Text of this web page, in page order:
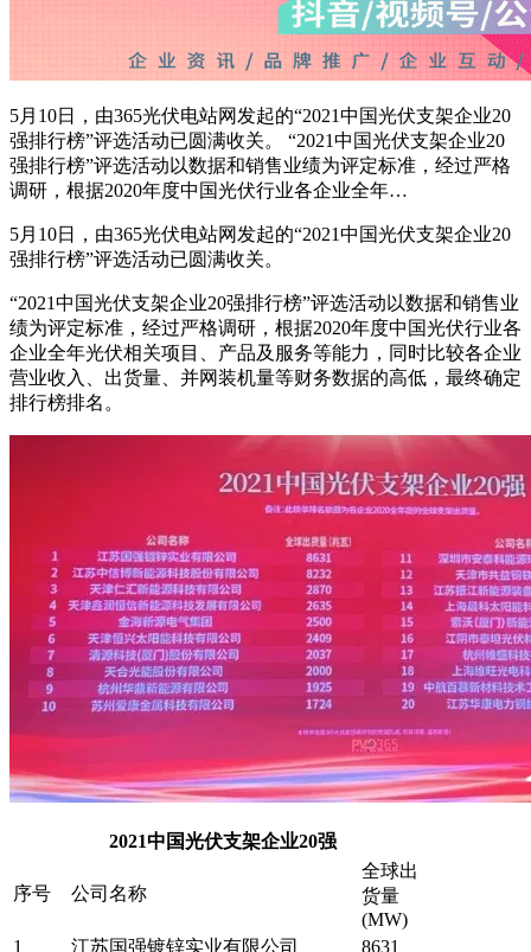
5月10日，由365光伏电站网发起的“2021中国光伏支架企业20
强排行榜”评选活动已圆满收关。 “2021中国光伏支架企业20
强排行榜”评选活动以数据和销售业绩为评定标准，经过严格
调研，根据2020年度中国光伏行业各企业全年…
5月10日，由365光伏电站网发起的“2021中国光伏支架企业20
强排行榜”评选活动已圆满收关。
“2021中国光伏支架企业20强排行榜”评选活动以数据和销售业
绩为评定标准，经过严格调研，根据2020年度中国光伏行业各
企业全年光伏相关项目、产品及服务等能力，同时比较各企业
营业收入、出货量、并网装机量等财务数据的高低，最终确定
排行榜排名。
2021中国光伏支架企业20强
序号 公司名称
全球出
货量
(MW)
1
江苏国强镀锌实业有限公司 8631